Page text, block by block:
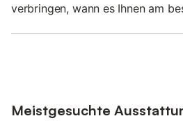
verbringen, wann es Ihnen am
Meistgesuchte